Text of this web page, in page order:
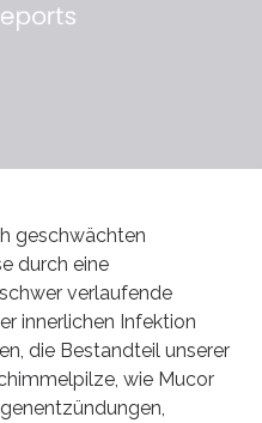
geschwächten
durch eine
verlaufende
innerlichen Infektion
die Bestandteil unserer
wie Mucor